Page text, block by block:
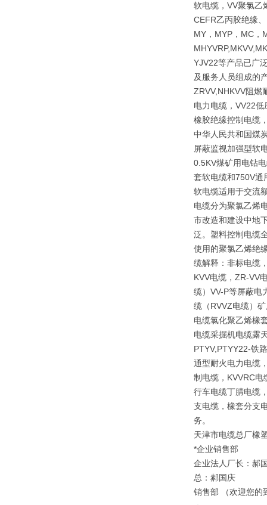
软电缆，VV聚氯乙
CEFR乙丙胶绝缘
MY，MYP，MC，
YJV22等产品已广
及服务人员组成的
ZRVV,NHKVV阻燃
电力电缆，VV22
橡胶绝缘控制电缆
中华人民共和国煤
屏蔽监视加强型软
0.5KV煤矿用电钻
套软电缆和750V通
软电缆适用于交流
电缆分为聚氯乙烯
市改造和建设中地
泛。塑料控制电缆
使用的聚氯乙烯绝
缆解释：非标电缆
KVV电缆，ZR-VV
缆）VV-P等屏蔽电
缆（RVVZ电缆）
电缆氯化聚乙烯橡
电缆采掘机电缆露
PTYV,PTYY22-铁
通型耐火电力电缆
制电缆，KVVRC
行车电缆丁腈电缆
支电缆，橡套分支
务。
天津市电缆总厂橡
*企业销售部
企业法人厂长：郝
总：郝国庆
销售部 （欢迎您的